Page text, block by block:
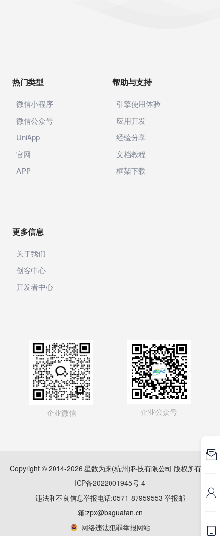
热门类型
微信小程序
微信公众号
UniApp
官网
APP
帮助与支持
引擎使用体验
应用开发
经验分享
文档教程
框架下载
更多信息
关于我们
创客中心
开发者中心
企业微信 企业公众号
Copyright © 2014-2026 星数为来(杭州)科技有限公司 版权所有
ICP备2022001945号-4
违法和不良信息举报电话:0571-87959553 举报邮
箱:zpx@baguatan.cn
网络违法犯罪举报网站


